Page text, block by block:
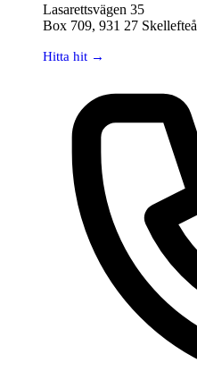
Lasarettsvägen 35
Box 709, 931 27 Skellefteå
Hitta hit →